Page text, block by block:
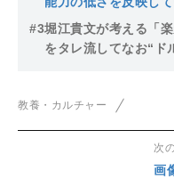
#3堀江貴文が考える「
をタレ流してなお“ド
教養・カルチャー
次
画